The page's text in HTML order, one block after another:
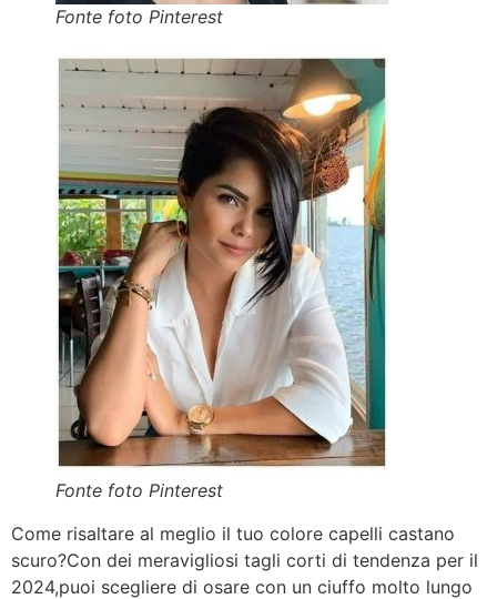
Fonte foto Pinterest
Fonte foto Pinterest
Come risaltare al meglio il tuo colore capelli castano
scuro?Con dei meravigliosi tagli corti di tendenza per il
2024,puoi scegliere di osare con un ciuffo molto lungo